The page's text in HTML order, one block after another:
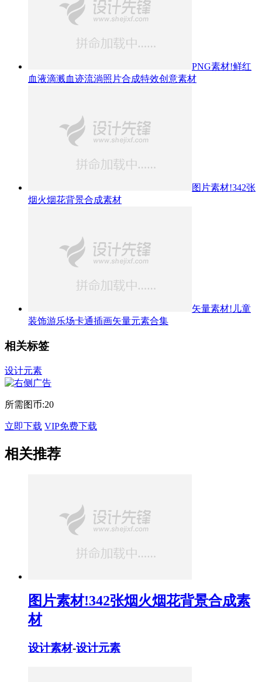
PNG素材!鲜红
血液滴溅血迹流淌照片合成特效创意素材
图片素材!342张
烟火烟花背景合成素材
矢量素材!儿童
装饰游乐场卡通插画矢量元素合集
相关标签
设计元素
所需图币:20
立即下载 VIP免费下载
相关推荐
图片素材!342张烟火烟花背景合成素
材
设计素材-设计元素